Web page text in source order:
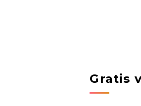
Gratis